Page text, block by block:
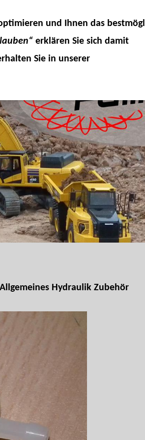
SONDERAKTIONEN
Allgemeines Hydraulik Zubehör
und Ihnen das
erklären Sie sich damit
Sie in unserer